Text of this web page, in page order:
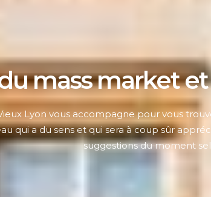
mass market
Lyon vous accompagne pour vous
qui a du sens et qui sera à coup sûr
suggestions du moment